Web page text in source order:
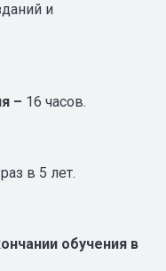
и
– 16 часов.
в 5 лет.
обучения в